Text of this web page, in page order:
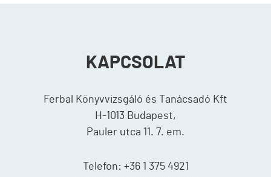
KAPCSOLAT
Ferbal Könyvvizsgáló és Tanácsadó Kft
H-1013 Budapest,
Pauler utca 11. 7. em.
Telefon: +36 1 375 4921